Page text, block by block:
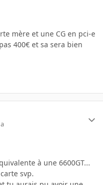
mère et une CG en pci-e
400€ et sa sera bien
à une 6600GT...
svp.